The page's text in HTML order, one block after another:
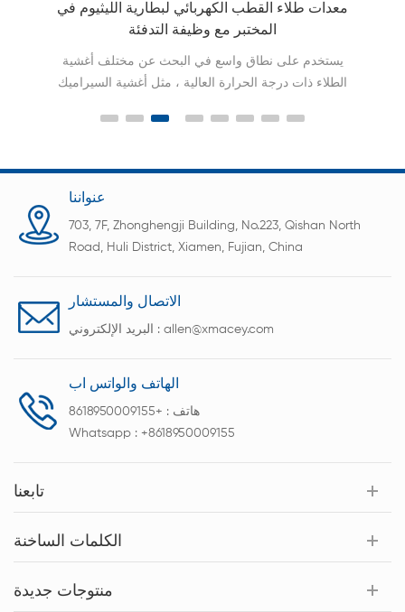
معدات طلاء القطب
يستخدم على نطاق واسع
الطلاء ذات درجة الحرارة
الخاصة أفلام ؛ يمكن
العالية في المستقبل.
الكهربائي المستمر للبطارية
المتقطععبارة عن ثلاث لفات معدات
يمكن استخدامها للطلاء المستمر
عنواننا
703, 7F, Zhonghengji Building, No.223, Qishan North
Road, Huli District, Xiamen, Fujian, China
الاتصال والمستشار
البريد الإلكتروني : allen@xmacey.com
الهاتف والواتس اب
هاتف : +8618950009155
Whatsapp : +8618950009155
تابعنا
الكلمات الساخنة
منتوجات جديدة